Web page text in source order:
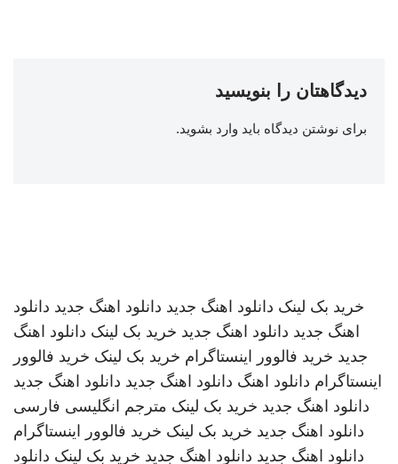
دیدگاهتان را بنویسید
برای نوشتن دیدگاه باید وارد بشوید.
خرید بک لینک دانلود اهنگ جدید دانلود اهنگ جدید دانلود
اهنگ جدید دانلود اهنگ جدید خرید بک لینک دانلود اهنگ
جدید خرید فالوور اینستاگرام خرید بک لینک خرید فالوور
اینستاگرام دانلود اهنگ دانلود اهنگ جدید دانلود اهنگ جدید
دانلود اهنگ جدید خرید بک لینک مترجم انگلیسی فارسی
دانلود اهنگ جدید خرید بک لینک خرید فالوور اینستاگرام
دانلود اهنگ جدید دانلود اهنگ جدید خرید بک لینک دانلود